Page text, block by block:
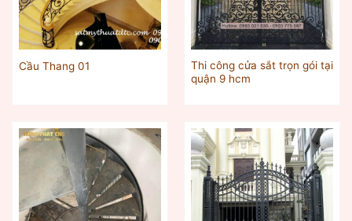
Cầu Thang 01
Thi công cửa sắt trọn gói tại
quận 9 hcm